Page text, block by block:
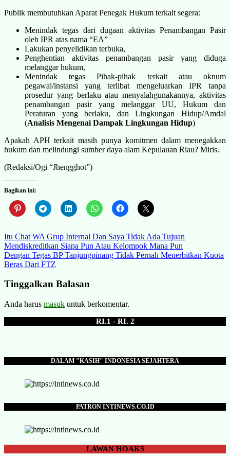
Publik membutuhkan Aparat Penegak Hukum terkait segera:
Menindak tegas dari dugaan aktivitas Penambangan Pasir
oleh IPR atas nama “EA”
Lakukan penyelidikan terbuka,
Penghentian aktivitas penambangan pasir yang diduga
melanggar hukum,
Menindak tegas Pihak-pihak terkait atau oknum
pegawai/instansi yang terlibat mengeluarkan IPR tanpa
prosedur yang berlaku atau menyalahgunakannya, aktivitas
penambangan pasir yang melanggar UU, Hukum dan
Peraturan yang berlaku, dan Lingkungan Hidup/Amdal
(Analisis Mengenai Dampak Lingkungan Hidup)
Apakah APH terkait masih punya komitmen dalam menegakkan
hukum dan melindungi sumber daya alam Kepulauan Riau? Miris.
(Redaksi/Ogi “Jhengghot”)
Bagikan ini:
Navigasi
pos
Itu Chat WA Grup Internal Dan Saya Tidak Ada Tujuan
Mendiskreditkan Siapa Pun Atau Kelompok Mana Pun
Dengan Tegas BP Tanjungpinang Tidak Pernah Menerbitkan Kuota
Beras Dari FTZ
Tinggalkan Balasan
Anda harus masuk untuk berkomentar.
RI.1 - RI. 2
DALAM "KASIH" INDONESIA SEJAHTERA
PATRON INTINEWS.CO.ID
LAWANHOAKS